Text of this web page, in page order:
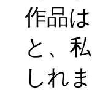
作品
と、
しれ